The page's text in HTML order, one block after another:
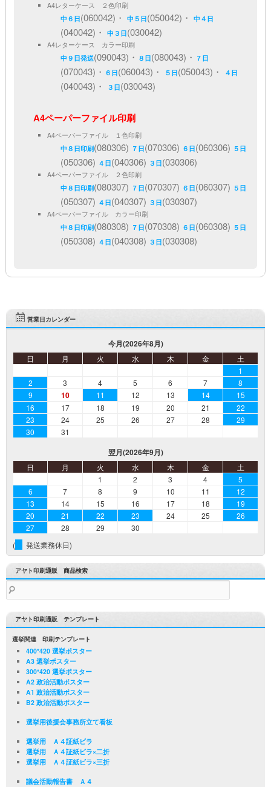
A4レターケース ２色印刷
中６日(060042)・中５日(050042)・中４日
(040042)・中３日(030042)
A4レターケース カラー印刷
中９日発送(090043)・ ８日(080043)・ ７日
(070043)・ ６日(060043)・ ５日(050043)・ ４日
(040043)・ ３日(030043)
A4ペーパーファイル印刷
A4ペーパーファイル １色印刷
中８日印刷(080306) ７日(070306) ６日(060306) ５日
(050306) ４日(040306) ３日(030306)
A4ペーパーファイル ２色印刷
中８日印刷(080307) ７日(070307) ６日(060307) ５日
(050307) ４日(040307) ３日(030307)
A4ペーパーファイル カラー印刷
中８日印刷(080308) ７日(070308) ６日(060308) ５日
(050308) ４日(040308) ３日(030308)
営業日カレンダー
今月(2026年8月)
日 月 火 水 木 金
土
1
2
3 4 5 6 7
8
9
10 11 12 13 14
15
16
17 18 19 20 21
22
23
24 25 26 27 28
29
30
31
翌月(2026年9月)
日 月 火 水 木 金
土
1
2 3 4
5
6
7 8 9 10 11
12
13
14 15 16 17 18
19
20
21 22 23 24 25
26
27
28 29
30
(
発送業務休日)
アヤト印刷通販 商品検索
検
索:
アヤト印刷通販 テンプレート
選挙関連 印刷テンプレート
400*420 選挙ポスター
A3 選挙ポスター
300*420 選挙ポスター
A2 政治活動ポスター
A1 政治活動ポスター
B2 政治活動ポスター
選挙用後援会事務所立て看板
選挙用 Ａ４証紙ビラ
選挙用 Ａ４証紙ビラ×二折
選挙用 Ａ４証紙ビラ×三折
議会活動報告書 Ａ４